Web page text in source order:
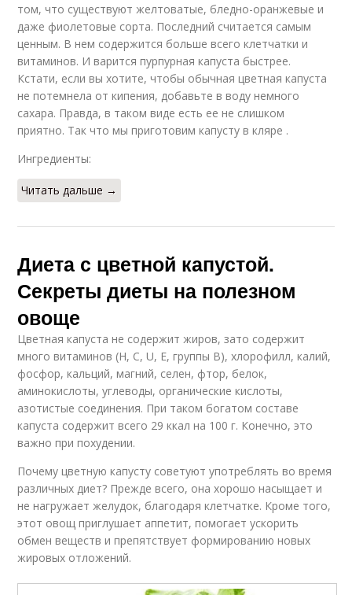
том, что существуют желтоватые, бледно-оранжевые и
даже фиолетовые сорта. Последний считается самым
ценным. В нем содержится больше всего клетчатки и
витаминов. И варится пурпурная капуста быстрее.
Кстати, если вы хотите, чтобы обычная цветная капуста
не потемнела от кипения, добавьте в воду немного
сахара. Правда, в таком виде есть ее не слишком
приятно. Так что мы приготовим капусту в кляре .
Ингредиенты:
Читать дальше →
Диета с цветной капустой.
Секреты диеты на полезном
овоще
Цветная капуста не содержит жиров, зато содержит
много витаминов (Н, С, U, Е, группы В), хлорофилл, калий,
фосфор, кальций, магний, селен, фтор, белок,
аминокислоты, углеводы, органические кислоты,
азотистые соединения. При таком богатом составе
капуста содержит всего 29 ккал на 100 г. Конечно, это
важно при похудении.
Почему цветную капусту советуют употреблять во время
различных диет? Прежде всего, она хорошо насыщает и
не нагружает желудок, благодаря клетчатке. Кроме того,
этот овощ приглушает аппетит, помогает ускорить
обмен веществ и препятствует формированию новых
жировых отложений.